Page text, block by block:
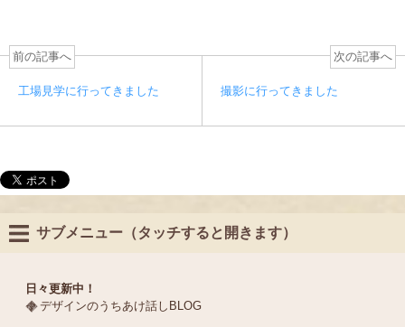
前の記事へ
工場見学に行ってきました
次の記事へ
撮影に行ってきました
サブメニュー（タッチすると開きます）
日々更新中！
デザインのうちあけ話しBLOG